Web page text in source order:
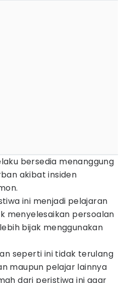
bersedia menanggung
akibat insiden
ini menjadi pelajaran
menyelesaikan persoalan
bijak menggunakan
seperti ini tidak terulang
maupun pelajar lainnya
dari peristiwa ini agar